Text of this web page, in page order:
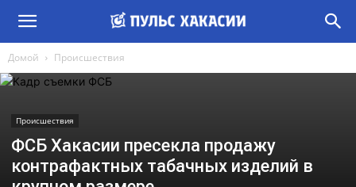
Домой Происшествия
Происшествия
ФСБ Хакасии пресекла продажу
контрафактных табачных изделий в